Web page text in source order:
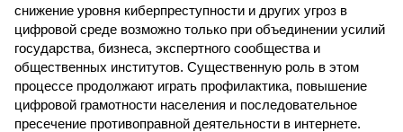
снижение уровня киберпреступности и других угроз в
цифровой среде возможно только при объединении усилий
государства, бизнеса, экспертного сообщества и
общественных институтов. Существенную роль в этом
процессе продолжают играть профилактика, повышение
цифровой грамотности населения и последовательное
пресечение противоправной деятельности в интернете.